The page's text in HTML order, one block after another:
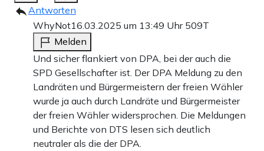
Antworten
WhyNot16.03.2025 um 13:49 Uhr 509T
Melden
Und sicher flankiert von DPA, bei der auch die
SPD Gesellschafter ist. Der DPA Meldung zu den
Landräten und Bürgermeistern der freien Wähler
wurde ja auch durch Landräte und Bürgermeister
der freien Wähler widersprochen. Die Meldungen
und Berichte von DTS lesen sich deutlich
neutraler als die der DPA.